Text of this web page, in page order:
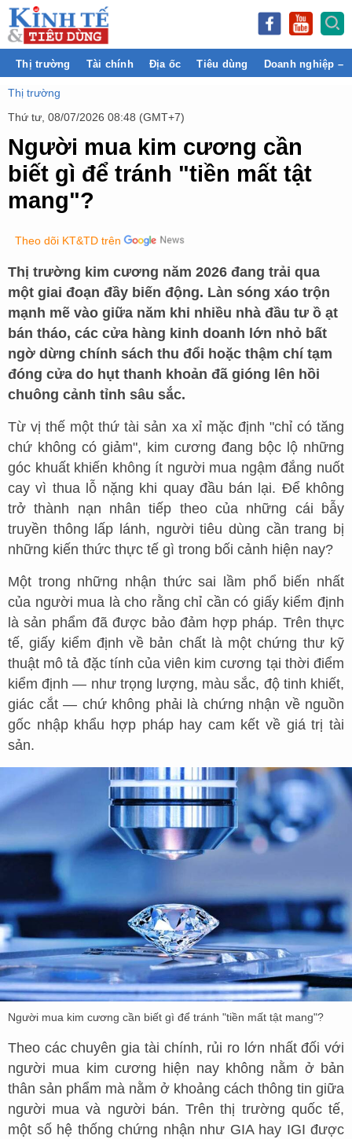
Thị trường Tài chính Địa ốc Tiêu dùng Doanh nghiệp –
Thị trường
Thứ tư, 08/07/2026 08:48 (GMT+7)
Người mua kim cương cần
biết gì để tránh "tiền mất tật
mang"?
Theo dõi KT&TD trên
Thị trường kim cương năm 2026 đang trải qua
một giai đoạn đầy biến động. Làn sóng xáo trộn
mạnh mẽ vào giữa năm khi nhiều nhà đầu tư ồ ạt
bán tháo, các cửa hàng kinh doanh lớn nhỏ bất
ngờ dừng chính sách thu đổi hoặc thậm chí tạm
đóng cửa do hụt thanh khoản đã gióng lên hồi
chuông cảnh tỉnh sâu sắc.
Từ vị thế một thứ tài sản xa xỉ mặc định "chỉ có tăng
chứ không có giảm", kim cương đang bộc lộ những
góc khuất khiến không ít người mua ngậm đắng nuốt
cay vì thua lỗ nặng khi quay đầu bán lại. Để không
trở thành nạn nhân tiếp theo của những cái bẫy
truyền thông lấp lánh, người tiêu dùng cần trang bị
những kiến thức thực tế gì trong bối cảnh hiện nay?
Một trong những nhận thức sai lầm phổ biến nhất
của người mua là cho rằng chỉ cần có giấy kiểm định
là sản phẩm đã được bảo đảm hợp pháp. Trên thực
tế, giấy kiểm định về bản chất là một chứng thư kỹ
thuật mô tả đặc tính của viên kim cương tại thời điểm
kiểm định — như trọng lượng, màu sắc, độ tinh khiết,
giác cắt — chứ không phải là chứng nhận về nguồn
gốc nhập khẩu hợp pháp hay cam kết về giá trị tài
sản.
Người mua kim cương cần biết gì để tránh "tiền mất tật mang"?
Theo các chuyên gia tài chính, rủi ro lớn nhất đối với
người mua kim cương hiện nay không nằm ở bản
thân sản phẩm mà nằm ở khoảng cách thông tin giữa
người mua và người bán. Trên thị trường quốc tế,
một số hệ thống chứng nhận như GIA hay IGI được